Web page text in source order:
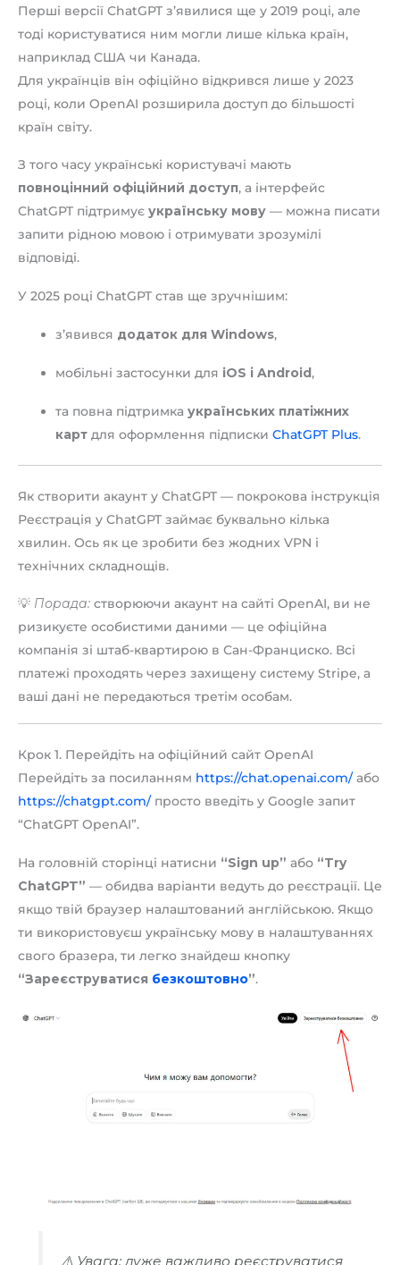
Перші версії ChatGPT з’явилися ще у 2019 році, але
тоді користуватися ним могли лише кілька країн,
наприклад США чи Канада.
Для українців він офіційно відкрився лише у 2023
році, коли OpenAI розширила доступ до більшості
країн світу.
З того часу українські користувачі мають
повноцінний офіційний доступ, а інтерфейс
ChatGPT підтримує українську мову — можна писати
запити рідною мовою і отримувати зрозумілі
відповіді.
У 2025 році ChatGPT став ще зручнішим:
з’явився додаток для Windows,
мобільні застосунки для iOS і Android,
та повна підтримка українських платіжних
карт для оформлення підписки ChatGPT Plus.
Як створити акаунт у ChatGPT — покрокова інструкція
Реєстрація у ChatGPT займає буквально кілька
хвилин. Ось як це зробити без жодних VPN і
технічних складнощів.
💡 Порада: створюючи акаунт на сайті OpenAI, ви не
ризикуєте особистими даними — це офіційна
компанія зі штаб-квартирою в Сан-Франциско. Всі
платежі проходять через захищену систему Stripe, а
ваші дані не передаються третім особам.
Крок 1. Перейдіть на офіційний сайт OpenAI
Перейдіть за посиланням https://chat.openai.com/або
https://chatgpt.com/просто введіть у Google запит
“ChatGPT OpenAI”.
На головній сторінці натисни “Sign up” або “Try
ChatGPT” — обидва варіанти ведуть до реєстрації. Це
якщо твій браузер налаштований англійською. Якщо
ти використовуєш українську мову в налаштуваннях
свого бразера, ти легко знайдеш кнопку
“Зареєструватися безкоштовно”.
⚠️ Увага: дуже важливо реєструватися